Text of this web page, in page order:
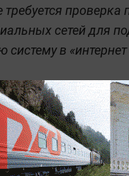
требуется
сетей для
систему в
таким,
—заявил
спорными